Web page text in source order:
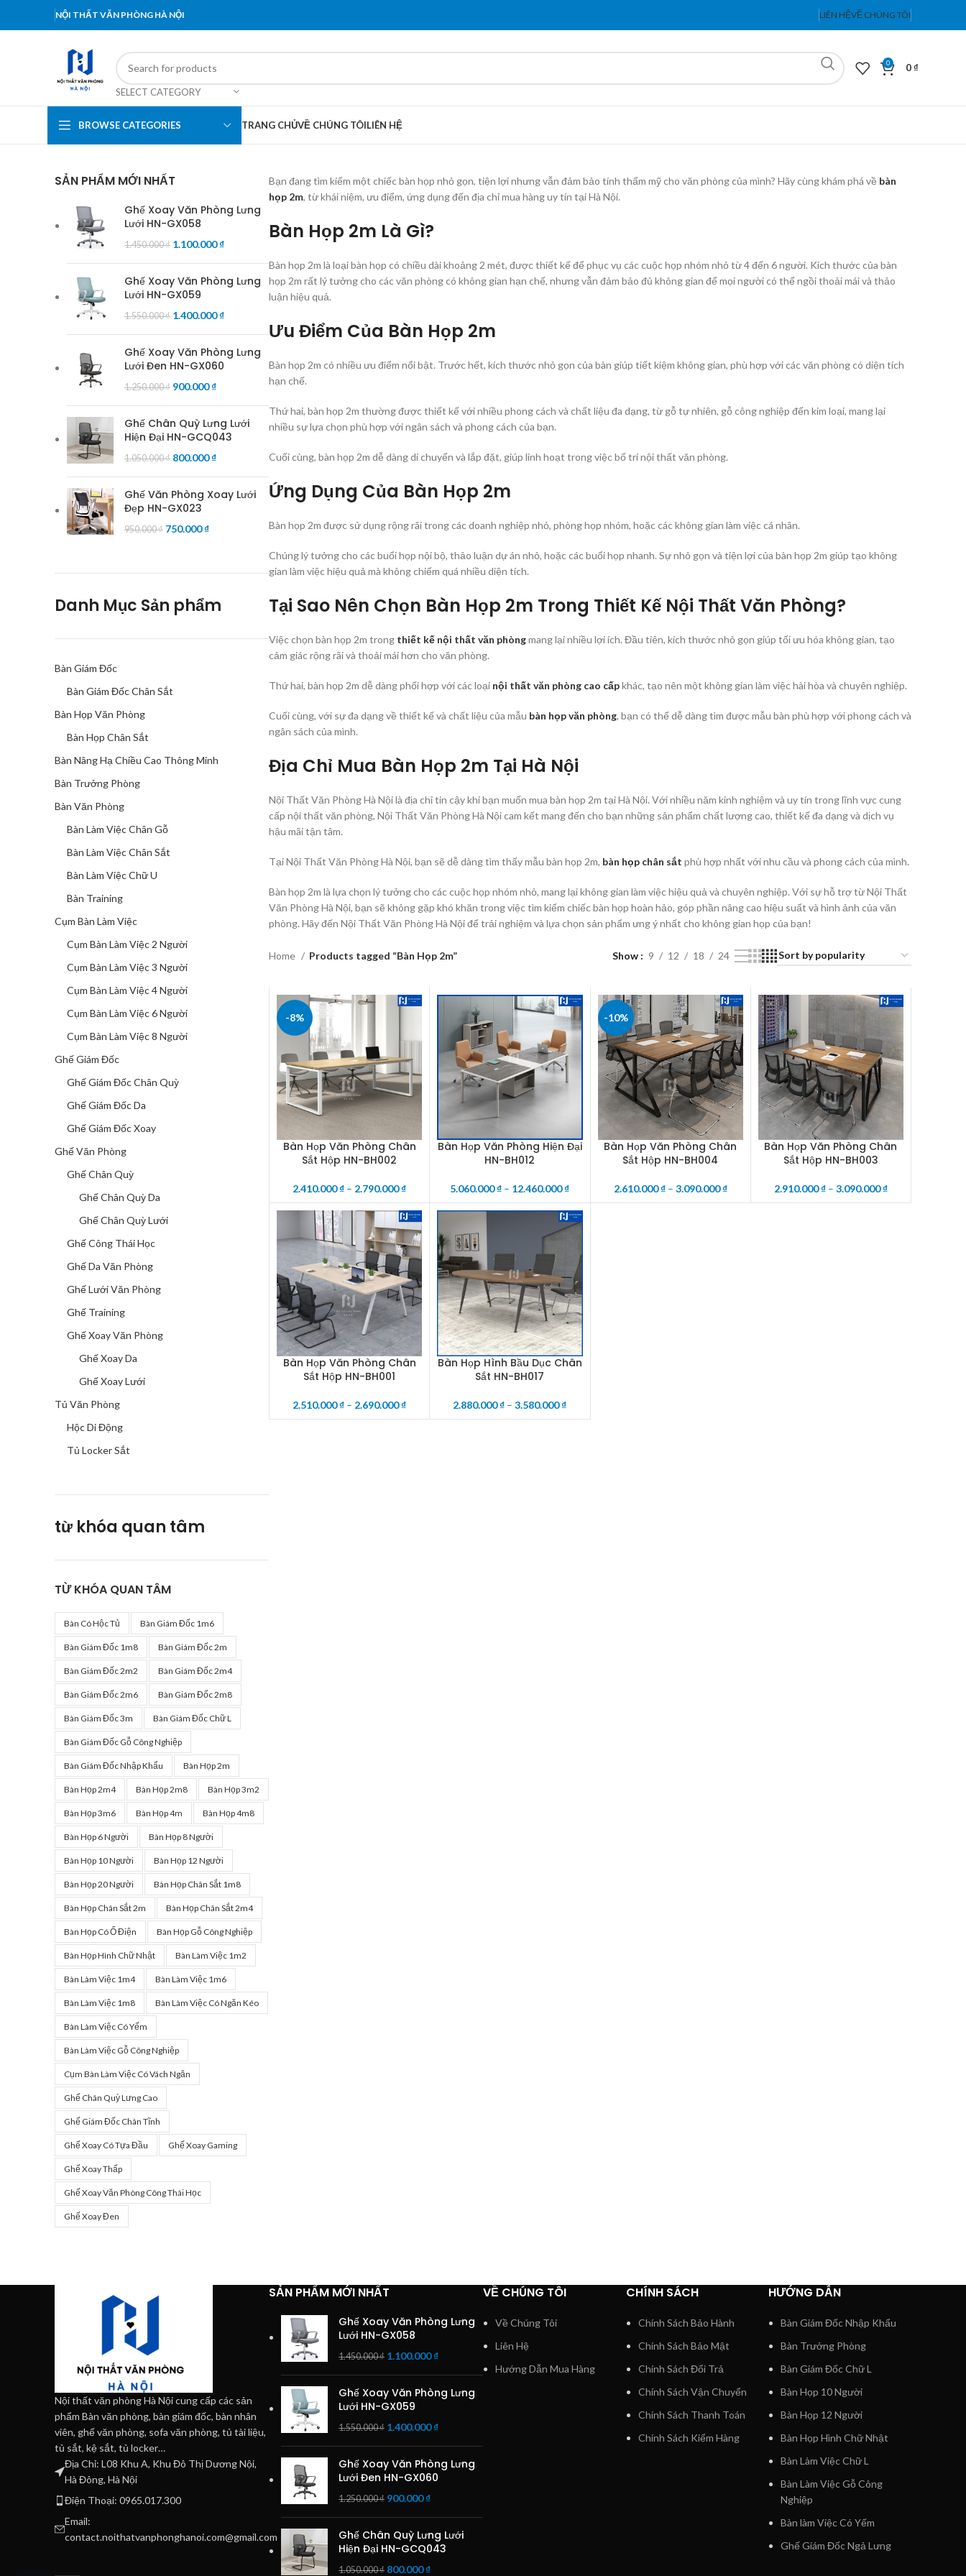
NỘI THẤT VĂN PHÒNG HÀ NỘI LIÊN HỆVỀ CHÚNG TÔI
SELECT CATEGORY
0 0₫
BROWSE CATEGORIES TRANG CHỦVỀ CHÚNG TÔILIÊN HỆ
SẢN PHẨM MỚI NHẤT
Ghế Xoay Văn Phòng Lưng
Lưới HN-GX058
1.450.000₫ 1.100.000₫
Ghế Xoay Văn Phòng Lưng
Lưới HN-GX059
1.550.000₫ 1.400.000₫
Ghế Xoay Văn Phòng Lưng
Lưới Đen HN-GX060
1.250.000₫ 900.000₫
Ghế Chân Quỳ Lưng Lưới
Hiện Đại HN-GCQ043
1.050.000₫ 800.000₫
Ghế Văn Phòng Xoay Lưới
Đẹp HN-GX023
950.000₫ 750.000₫
Danh Mục Sản phẩm
Bàn Giám Đốc
Bàn Giám Đốc Chân Sắt
Bàn Họp Văn Phòng
Bàn Họp Chân Sắt
Bàn Nâng Hạ Chiều Cao Thông Minh
Bàn Trưởng Phòng
Bàn Văn Phòng
Bàn Làm Việc Chân Gỗ
Bàn Làm Việc Chân Sắt
Bàn Làm Việc Chữ U
Bàn Training
Cụm Bàn Làm Việc
Cụm Bàn Làm Việc 2 Người
Cụm Bàn Làm Việc 3 Người
Cụm Bàn Làm Việc 4 Người
Cụm Bàn Làm Việc 6 Người
Cụm Bàn Làm Việc 8 Người
Ghế Giám Đốc
Ghế Giám Đốc Chân Quỳ
Ghế Giám Đốc Da
Ghế Giám Đốc Xoay
Ghế Văn Phòng
Ghế Chân Quỳ
Ghế Chân Quỳ Da
Ghế Chân Quỳ Lưới
Ghế Công Thái Học
Ghế Da Văn Phòng
Ghế Lưới Văn Phòng
Ghế Training
Ghế Xoay Văn Phòng
Ghế Xoay Da
Ghế Xoay Lưới
Tủ Văn Phòng
Hộc Di Động
Tủ Locker Sắt
từ khóa quan tâm
TỪ KHÓA QUAN TÂM
Bàn Có Hộc Tủ Bàn Giám Đốc 1m6
Bàn Giám Đốc 1m8 Bàn Giám Đốc 2m
Bàn Giám Đốc 2m2 Bàn Giám Đốc 2m4
Bàn Giám Đốc 2m6 Bàn Giám Đốc 2m8
Bàn Giám Đốc 3m Bàn Giám Đốc Chữ L
Bàn Giám Đốc Gỗ Công Nghiệp
Bàn Giám Đốc Nhập Khẩu Bàn Họp 2m
Bàn Họp 2m4 Bàn Họp 2m8 Bàn Họp 3m2
Bàn Họp 3m6 Bàn Họp 4m Bàn Họp 4m8
Bàn Họp 6 Người Bàn Họp 8 Người
Bàn Họp 10 Người Bàn Họp 12 Người
Bàn Họp 20 Người Bàn Họp Chân Sắt 1m8
Bàn Họp Chân Sắt 2m Bàn Họp Chân Sắt 2m4
Bàn Họp Có Ổ Điện Bàn Họp Gỗ Công Nghiệp
Bàn Họp Hình Chữ Nhật Bàn Làm Việc 1m2
Bàn Làm Việc 1m4 Bàn Làm Việc 1m6
Bàn Làm Việc 1m8 Bàn Làm Việc Có Ngăn Kéo
Bàn Làm Việc Có Yếm
Bàn Làm Việc Gỗ Công Nghiệp
Cụm Bàn Làm Việc Có Vách Ngăn
Ghế Chân Quỳ Lưng Cao
Ghế Giám Đốc Chân Tĩnh
Ghế Xoay Có Tựa Đầu Ghế Xoay Gaming
Ghế Xoay Thấp
Ghế Xoay Văn Phòng Công Thái Học
Ghế Xoay Đen
Bạn đang tìm kiếm một chiếc bàn họp nhỏ gọn, tiện lợi nhưng vẫn đảm bảo tính thẩm mỹ cho văn phòng của mình? Hãy cùng khám phá về bàn
họp 2m, từ khái niệm, ưu điểm, ứng dụng đến địa chỉ mua hàng uy tín tại Hà Nội.
Bàn Họp 2m Là Gì?
Bàn họp 2m là loại bàn họp có chiều dài khoảng 2 mét, được thiết kế để phục vụ các cuộc họp nhóm nhỏ từ 4 đến 6 người. Kích thước của bàn
họp 2m rất lý tưởng cho các văn phòng có không gian hạn chế, nhưng vẫn đảm bảo đủ không gian để mọi người có thể ngồi thoải mái và thảo
luận hiệu quả.
Ưu Điểm Của Bàn Họp 2m
Bàn họp 2m có nhiều ưu điểm nổi bật. Trước hết, kích thước nhỏ gọn của bàn giúp tiết kiệm không gian, phù hợp với các văn phòng có diện tích
hạn chế.
Thứ hai, bàn họp 2m thường được thiết kế với nhiều phong cách và chất liệu đa dạng, từ gỗ tự nhiên, gỗ công nghiệp đến kim loại, mang lại
nhiều sự lựa chọn phù hợp với ngân sách và phong cách của bạn.
Cuối cùng, bàn họp 2m dễ dàng di chuyển và lắp đặt, giúp linh hoạt trong việc bố trí nội thất văn phòng.
Ứng Dụng Của Bàn Họp 2m
Bàn họp 2m được sử dụng rộng rãi trong các doanh nghiệp nhỏ, phòng họp nhóm, hoặc các không gian làm việc cá nhân.
Chúng lý tưởng cho các buổi họp nội bộ, thảo luận dự án nhỏ, hoặc các buổi họp nhanh. Sự nhỏ gọn và tiện lợi của bàn họp 2m giúp tạo không
gian làm việc hiệu quả mà không chiếm quá nhiều diện tích.
Tại Sao Nên Chọn Bàn Họp 2m Trong Thiết Kế Nội Thất Văn Phòng?
Việc chọn bàn họp 2m trong thiết kế nội thất văn phòngmang lại nhiều lợi ích. Đầu tiên, kích thước nhỏ gọn giúp tối ưu hóa không gian, tạo
cảm giác rộng rãi và thoải mái hơn cho văn phòng.
Thứ hai, bàn họp 2m dễ dàng phối hợp với các loại nội thất văn phòng cao cấpkhác, tạo nên một không gian làm việc hài hòa và chuyên nghiệp.
Cuối cùng, với sự đa dạng về thiết kế và chất liệu của mẫu bàn họp văn phòng, bạn có thể dễ dàng tìm được mẫu bàn phù hợp với phong cách và
ngân sách của mình.
Địa Chỉ Mua Bàn Họp 2m Tại Hà Nội
Nội Thất Văn Phòng Hà Nội là địa chỉ tin cậy khi bạn muốn mua bàn họp 2m tại Hà Nội. Với nhiều năm kinh nghiệm và uy tín trong lĩnh vực cung
cấp nội thất văn phòng, Nội Thất Văn Phòng Hà Nội cam kết mang đến cho bạn những sản phẩm chất lượng cao, thiết kế đa dạng và dịch vụ
hậu mãi tận tâm.
Tại Nội Thất Văn Phòng Hà Nội, bạn sẽ dễ dàng tìm thấy mẫu bàn họp 2m, bàn họp chân sắt phù hợp nhất với nhu cầu và phong cách của mình.
Bàn họp 2m là lựa chọn lý tưởng cho các cuộc họp nhóm nhỏ, mang lại không gian làm việc hiệu quả và chuyên nghiệp. Với sự hỗ trợ từ Nội Thất
Văn Phòng Hà Nội, bạn sẽ không gặp khó khăn trong việc tìm kiếm chiếc bàn họp hoàn hảo, góp phần nâng cao hiệu suất và hình ảnh của văn
phòng. Hãy đến Nội Thất Văn Phòng Hà Nội để trải nghiệm và lựa chọn sản phẩm ưng ý nhất cho không gian họp của bạn!
Home Products tagged “Bàn Họp 2m” Show 9 12 18 24
-8%
SELECT OPTIONS
Bàn Họp Văn Phòng Chân
Sắt Hộp HN-BH002
2.410.000₫ – 2.790.000₫
SELECT OPTIONS
Bàn Họp Văn Phòng Hiện Đại
HN-BH012
5.060.000₫ – 12.460.000₫
-10%
SELECT OPTIONS
Bàn Họp Văn Phòng Chân
Sắt Hộp HN-BH004
2.610.000₫– 3.090.000₫
SELECT OPTIONS
Bàn Họp Văn Phòng Chân
Sắt Hộp HN-BH003
2.910.000₫– 3.090.000₫
SELECT OPTIONS
Bàn Họp Văn Phòng Chân
Sắt Hộp HN-BH001
2.510.000₫ – 2.690.000₫
SELECT OPTIONS
Bàn Họp Hình Bầu Dục Chân
Sắt HN-BH017
2.880.000₫ –3.580.000₫
Nội thất văn phòng Hà Nội cung cấp các sản
phẩm Bàn văn phòng, bàn giám đốc, bàn nhân
viên, ghế văn phòng, sofa văn phòng, tủ tài liệu,
tủ sắt, kệ sắt, tủ locker…
Địa Chỉ: L08 Khu A, Khu Đô Thị Dương Nội,
Hà Đông, Hà Nội
Điện Thoại: 0965.017.300
Email:
contact.noithatvanphonghanoi.com@gmail.com
SẢN PHẨM MỚI NHẤT
Ghế Xoay Văn Phòng Lưng
Lưới HN-GX058
1.450.000₫ 1.100.000₫
Ghế Xoay Văn Phòng Lưng
Lưới HN-GX059
1.550.000₫ 1.400.000₫
Ghế Xoay Văn Phòng Lưng
Lưới Đen HN-GX060
1.250.000₫ 900.000₫
Ghế Chân Quỳ Lưng Lưới
Hiện Đại HN-GCQ043
1.050.000₫ 800.000₫
VỀ CHÚNG TÔI
Về Chúng Tôi
Liên Hệ
Hướng Dẫn Mua Hàng
CHÍNH SÁCH
Chính Sách Bảo Hành
Chính Sách Bảo Mật
Chính Sách Đổi Trả
Chính Sách Vận Chuyển
Chính Sách Thanh Toán
Chính Sách Kiểm Hàng
HƯỚNG DẪN
Bàn Giám Đốc Nhập Khẩu
Bàn Trưởng Phòng
Bàn Giám Đốc Chữ L
Bàn Họp 10 Người
Bàn Họp 12 Người
Bàn Họp Hình Chữ Nhật
Bàn Làm Việc Chữ L
Bàn Làm Việc Gỗ Công
Nghiệp
Bàn làm Việc Có Yếm
Ghế Giám Đốc Ngả Lưng